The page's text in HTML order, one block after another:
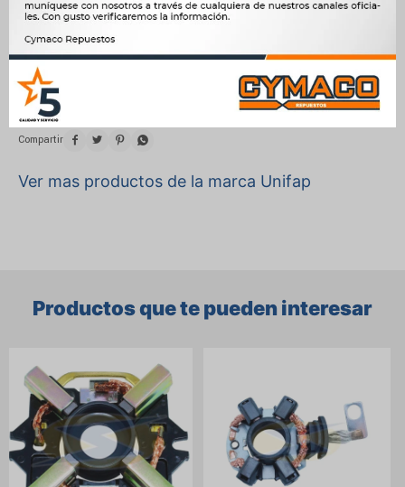
36100-2E301, 428000-5510, 428000-9130, DSN967, TN438000-
2410, 31225-RYE-A01, 1.334.4, 1.3344
   
Ver mas productos de la marca Unifap
Productos que te pueden interesar